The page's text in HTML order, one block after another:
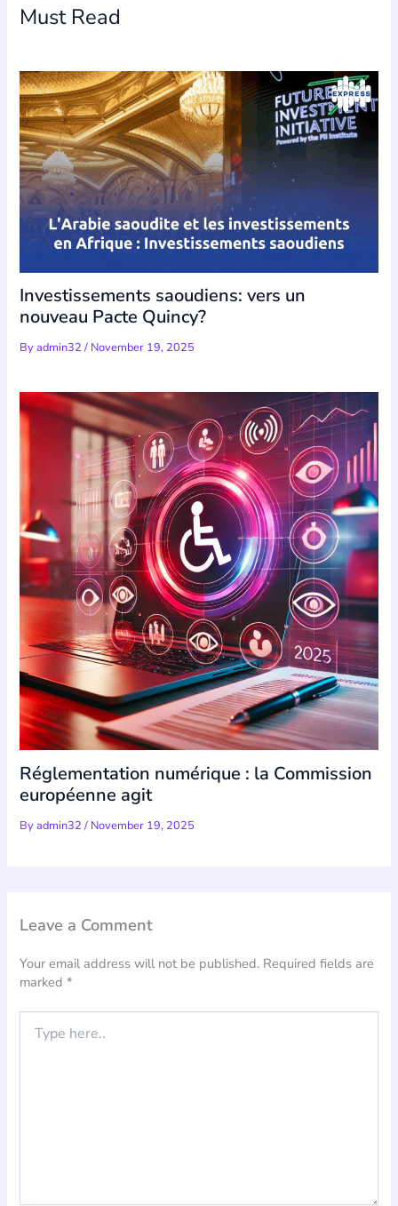
Must Read
Investissements saoudiens: vers un
nouveau Pacte Quincy?
Byadmin32/ November 19, 2025
Réglementation numérique : la Commission
européenne agit
Byadmin32/ November 19, 2025
Leave a Comment
Your email address will not be published. Required fields are
marked*
here..